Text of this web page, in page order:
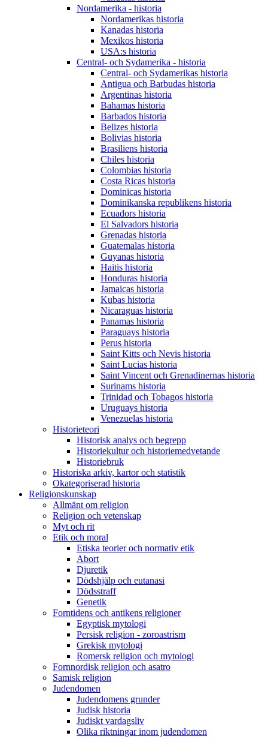
Nordamerika - historia
Nordamerikas historia
Kanadas historia
Mexikos historia
USA:s historia
Central- och Sydamerika - historia
Central- och Sydamerikas historia
Antigua och Barbudas historia
Argentinas historia
Bahamas historia
Barbados historia
Belizes historia
Bolivias historia
Brasiliens historia
Chiles historia
Colombias historia
Costa Ricas historia
Dominicas historia
Dominikanska republikens historia
Ecuadors historia
El Salvadors historia
Grenadas historia
Guatemalas historia
Guyanas historia
Haitis historia
Honduras historia
Jamaicas historia
Kubas historia
Nicaraguas historia
Panamas historia
Paraguays historia
Perus historia
Saint Kitts och Nevis historia
Saint Lucias historia
Saint Vincent och Grenadinernas historia
Surinams historia
Trinidad och Tobagos historia
Uruguays historia
Venezuelas historia
Historieteori
Historisk analys och begrepp
Historiekultur och historiemedvetande
Historiebruk
Historiska arkiv, kartor och statistik
Okategoriserad historia
Religionskunskap
Allmänt om religion
Religion och vetenskap
Myt och rit
Etik och moral
Etiska teorier och normativ etik
Abort
Djuretik
Dödshjälp och eutanasi
Dödsstraff
Genetik
Forntidens och antikens religioner
Egyptisk mytologi
Persisk religion - zoroastrism
Grekisk mytologi
Romersk religion och mytologi
Fornnordisk religion och asatro
Samisk religion
Judendomen
Judendomens grunder
Judisk historia
Judiskt vardagsliv
Olika riktningar inom judendomen